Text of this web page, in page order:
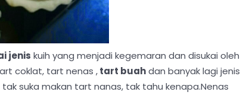
jenis kuih yang menjadi kegemaran dan disukai oleh
coklat, tart nenas ,tart buahdan banyak lagi jenis
suka makan tart nanas, tak tahu kenapa.Nenas